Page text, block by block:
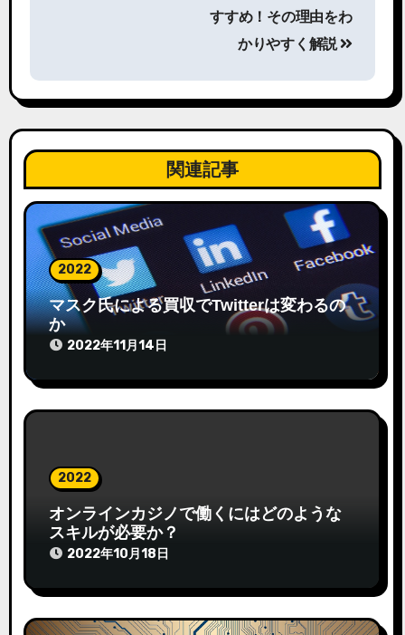
すすめ！その理由をわ
かりやすく解説
関連記事
2022
マスク氏による買収でTwitterは変わるの
か
2022年11月14日
2022
オンラインカジノで働くにはどのような
スキルが必要か？
2022年10月18日